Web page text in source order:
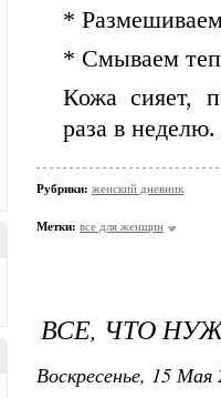
*
* Смываем
Кожа сияет,
раза в неделю.
Рубрики: женский дневник
Метки: все для женщин
ВСЕ, ЧТО
Воскресенье, 15